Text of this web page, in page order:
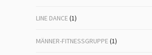
LINE DANCE(1)
MÄNNER-FITNESSGRUPPE(1)